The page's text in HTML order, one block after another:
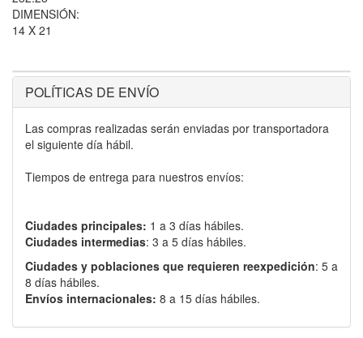
DIMENSIÓN:
14 X 21
POLÍTICAS DE ENVÍO
Las compras realizadas serán enviadas por transportadora
el siguiente día hábil.
Tiempos de entrega para nuestros envíos:
Ciudades principales: 1 a 3 días hábiles.
Ciudades intermedias: 3 a 5 días hábiles.
Ciudades y poblaciones que requieren reexpedición: 5 a
8 días hábiles.
Envíos internacionales: 8 a 15 días hábiles.